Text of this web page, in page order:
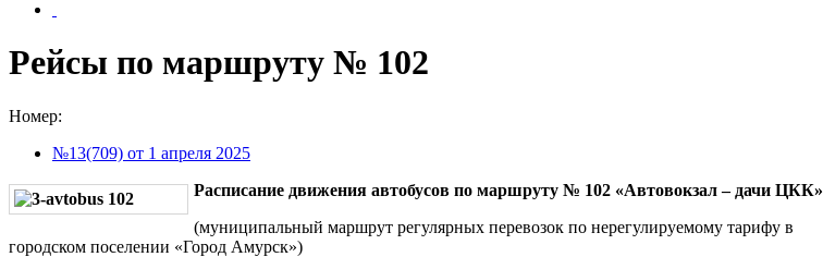
Рейсы по маршруту № 102
Номер:
№13(709) от 1 апреля 2025
Расписание движения автобусов по маршруту № 102 «Автовокзал – дачи ЦКК»
(муниципальный маршрут регулярных перевозок по нерегулируемому тарифу в
городском поселении «Город Амурск»)